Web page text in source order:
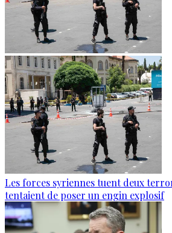
Les forces syriennes tuent deux
tentaient de poser un engin explosif